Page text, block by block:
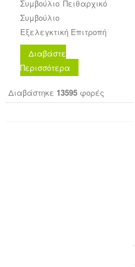
Συμβούλιο Πειθαρχικό
Συμβούλιο
Εξελεγκτική Επιτροπή
Διαβάστε
Περισσότερα
Διαβάστηκε 13595 φορές